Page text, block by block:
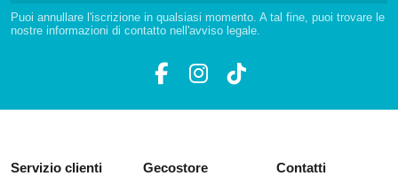
Puoi annullare l'iscrizione in qualsiasi momento. A tal fine, puoi trovare le
nostre informazioni di contatto nell'avviso legale.
Servizio clienti
Gecostore
Contatti